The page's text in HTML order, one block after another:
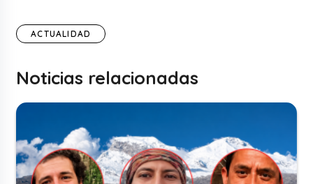
ACTUALIDAD
Noticias relacionadas